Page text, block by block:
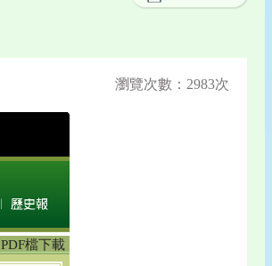
瀏覽次數：2983次
PDF檔下載